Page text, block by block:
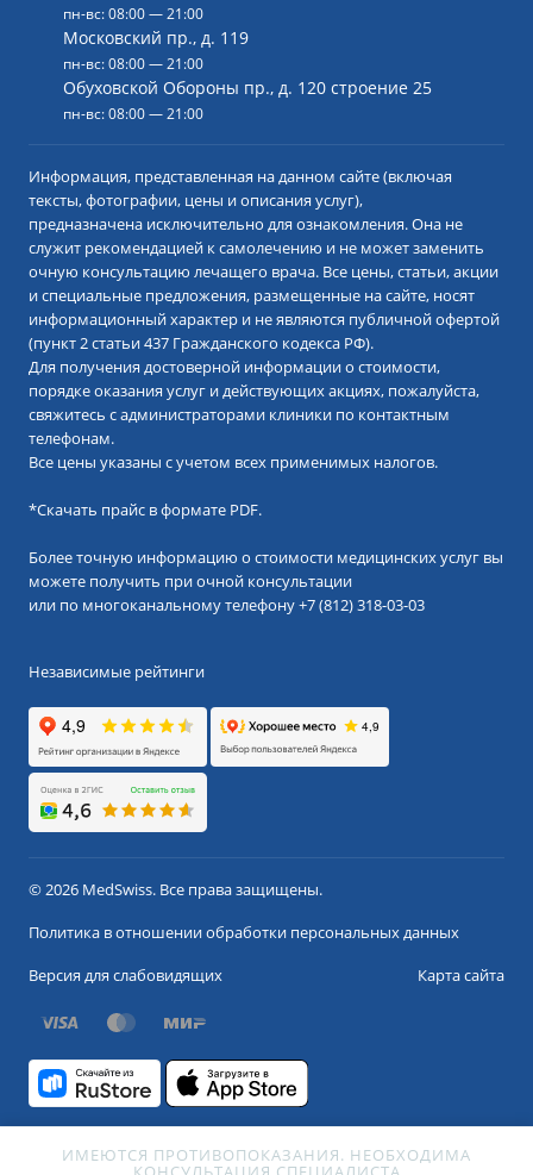
пн-вс: 08:00 — 21:00
Московский пр., д. 119
пн-вс: 08:00 — 21:00
Обуховской Обороны пр., д. 120 строение 25
пн-вс: 08:00 — 21:00
Информация, представленная на данном сайте (включая
тексты, фотографии, цены и описания услуг),
предназначена исключительно для ознакомления. Она не
служит рекомендацией к самолечению и не может заменить
очную консультацию лечащего врача. Все цены, статьи, акции
и специальные предложения, размещенные на сайте, носят
информационный характер и не являются публичной офертой
(пункт 2 статьи 437 Гражданского кодекса РФ).
Для получения достоверной информации о стоимости,
порядке оказания услуг и действующих акциях, пожалуйста,
свяжитесь с администраторами клиники по контактным
телефонам.
Все цены указаны с учетом всех применимых налогов.
*Скачать прайс в формате PDF.
Более точную информацию о стоимости медицинских услуг вы
можете получить при очной консультации
или по многоканальному телефону+7 (812) 318-03-03
Независимые рейтинги
© 2026 MedSwiss. Все права защищены.
Политика в отношении обработки персональных данных
Версия для слабовидящих
Карта сайта
ИМЕЮТСЯ ПРОТИВОПОКАЗАНИЯ. НЕОБХОДИМА